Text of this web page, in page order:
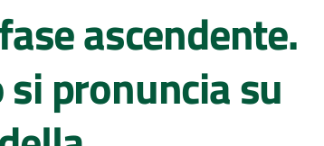
ascendente.
si pronuncia su